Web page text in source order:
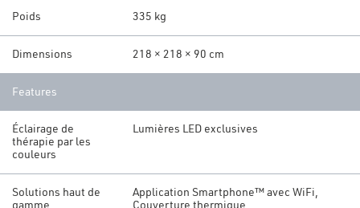
Poids 335 kg
Dimensions 218 × 218 × 90 cm
Features
Éclairage de
thérapie par les
couleurs
Lumières LED exclusives
Solutions haut de
gamme
Application Smartphone™ avec WiFi,
Couverture thermique